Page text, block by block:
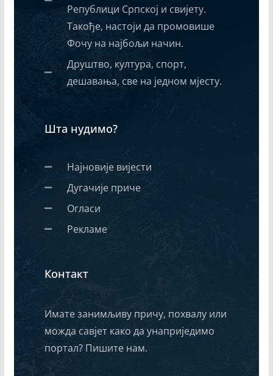
Републици Српској и свијету.
Такође, настоји да промовише
Фочу на најбољи начин.
Друштво, култура, спорт,
дешавања, све на једном мјесту.
Шта нудимо?
Најновије вијести
Дугачије приче
Огласи
Рекламе
Контакт
Имате занимљиву причу, похвалу или
можда савјет како да унаприједимо
портал? Пишите нам.